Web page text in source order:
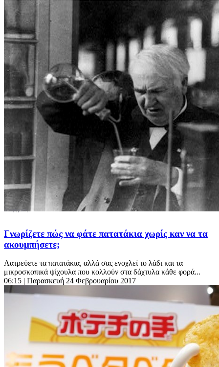
Γνωρίζετε πώς να φάτε πατατάκια χωρίς καν να τα
ακουμπήσετε;
Λατρεύετε τα πατατάκια, αλλά σας ενοχλεί το λάδι και τα
μικροσκοπικά ψίχουλα που κολλούν στα δάχτυλα κάθε φορά...
06:15 | Παρασκευή 24 Φεβρουαρίου 2017